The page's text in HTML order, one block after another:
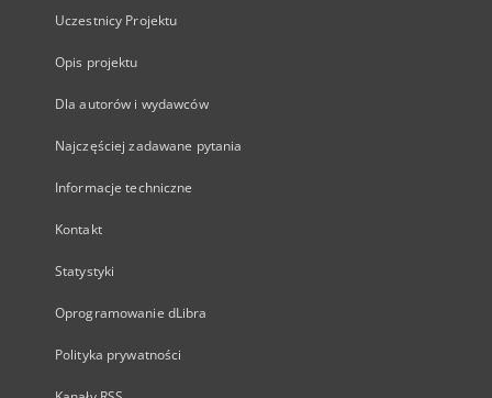
Uczestnicy Projektu
Opis projektu
Dla autorów i wydawców
Najczęściej zadawane pytania
Informacje techniczne
Kontakt
Statystyki
Oprogramowanie dLibra
Polityka prywatności